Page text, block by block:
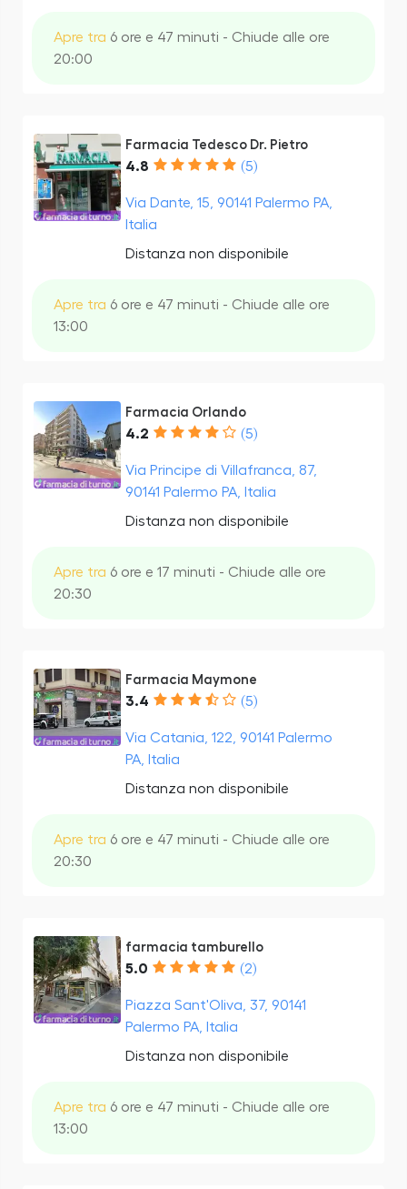
Apre tra 6 ore e 47 minuti - Chiude alle ore
20:00
Farmacia Tedesco Dr. Pietro
4.8 (5)
Via Dante, 15, 90141 Palermo PA,
Italia
Distanza non disponibile
Apre tra 6 ore e 47 minuti - Chiude alle ore
13:00
Farmacia Orlando
4.2 (5)
Via Principe di Villafranca, 87,
90141 Palermo PA, Italia
Distanza non disponibile
Apre tra 6 ore e 17 minuti - Chiude alle ore
20:30
Farmacia Maymone
3.4 (5)
Via Catania, 122, 90141 Palermo
PA, Italia
Distanza non disponibile
Apre tra 6 ore e 47 minuti - Chiude alle ore
20:30
farmacia tamburello
5.0 (2)
Piazza Sant'Oliva, 37, 90141
Palermo PA, Italia
Distanza non disponibile
Apre tra 6 ore e 47 minuti - Chiude alle ore
13:00